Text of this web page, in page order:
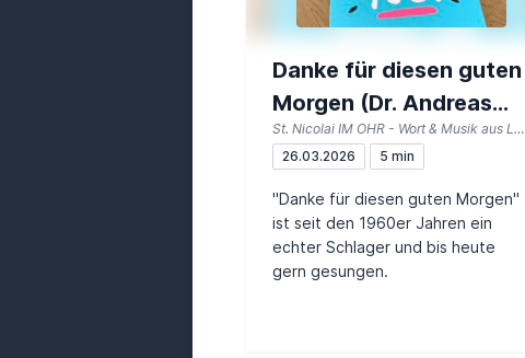
Danke für diesen guten
Morgen (Dr. Andreas
Lange, Frank Schreiber)
St. Nicolai IM OHR - Wort & Musik aus Lemgo
26.03.2026
5 min
"Danke für diesen guten Morgen"
ist seit den 1960er Jahren ein
echter Schlager und bis heute
gern gesungen.